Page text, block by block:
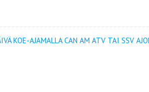
KOE-AJAMALLA CAN AM ATV TAI SSV